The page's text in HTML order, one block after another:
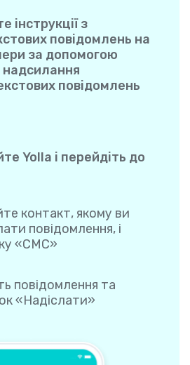
інструкції з
повідомлень на
за допомогою
надсилання
повідомлень
Yolla і перейдіть до
контакт, якому ви
повідомлення, і
«СМС»
повідомлення та
«Надіслати»